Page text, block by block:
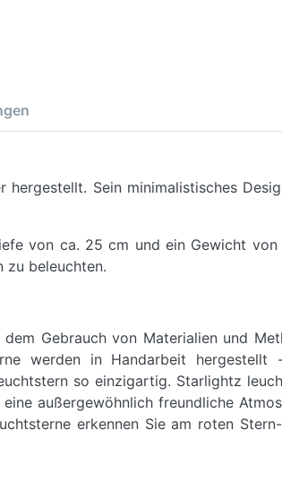
Sein minimalistisches
von ca. 25 cm und ein Gewicht
zu beleuchten.
Gebrauch von Materialien und
werden in Handarbeit hergestellt
so einzigartig. Starlightz
außergewöhnlich freundliche
erkennen Sie am roten